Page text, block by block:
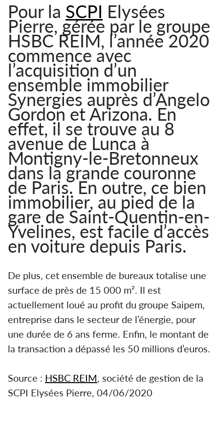
Pour la SCPI Elysées
Pierre, gérée par le groupe
HSBC REIM, l’année 2020
commence avec
l’acquisition d’un
ensemble immobilier
Synergies auprès d’Angelo
Gordon et Arizona. En
effet, il se trouve au 8
avenue de Lunca à
Montigny-le-Bretonneux
dans la grande couronne
de Paris. En outre, ce bien
immobilier, au pied de la
gare de Saint-Quentin-en-
Yvelines, est facile d’accès
en voiture depuis Paris.
De plus, cet ensemble de bureaux totalise une
surface de près de 15 000 m². Il est
actuellement loué au profit du groupe Saipem,
entreprise dans le secteur de l’énergie, pour
une durée de 6 ans ferme. Enfin, le montant de
la transaction a dépassé les 50 millions d’euros.
Source : HSBC REIM, société de gestion de la
SCPI Elysées Pierre, 04/06/2020